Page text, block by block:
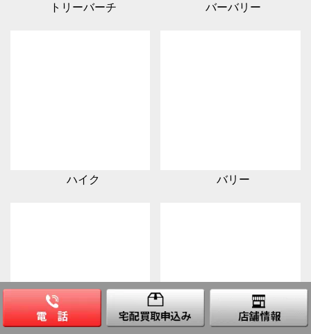
トリーバーチ バーバリー
ハイク バリー